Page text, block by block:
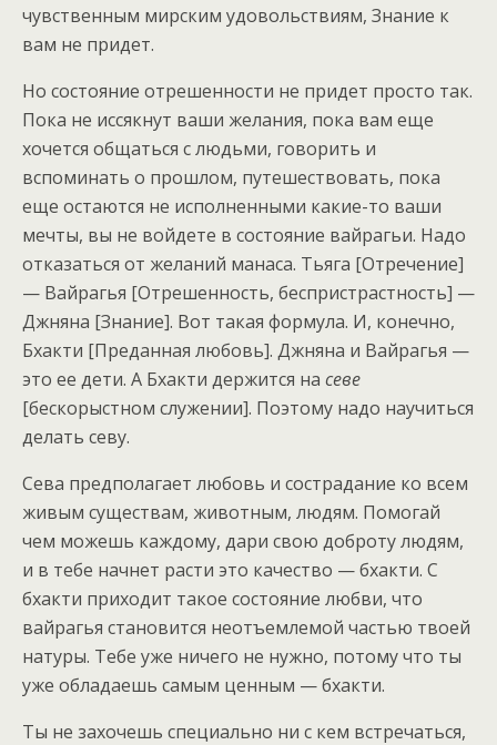
чувственным мирским удовольствиям, Знание к
вам не придет.
Но состояние отрешенности не придет просто так.
Пока не иссякнут ваши желания, пока вам еще
хочется общаться с людьми, говорить и
вспоминать о прошлом, путешествовать, пока
еще остаются не исполненными какие-то ваши
мечты, вы не войдете в состояние вайрагьи. Надо
отказаться от желаний манаса. Тьяга [Отречение]
— Вайрагья [Отрешенность, беспристрастность] —
Джняна [Знание]. Вот такая формула. И, конечно,
Бхакти [Преданная любовь]. Джняна и Вайрагья —
это ее дети. А Бхакти держится на севе
[бескорыстном служении]. Поэтому надо научиться
делать севу.
Сева предполагает любовь и сострадание ко всем
живым существам, животным, людям. Помогай
чем можешь каждому, дари свою доброту людям,
и в тебе начнет расти это качество — бхакти. С
бхакти приходит такое состояние любви, что
вайрагья становится неотъемлемой частью твоей
натуры. Тебе уже ничего не нужно, потому что ты
уже обладаешь самым ценным — бхакти.
Ты не захочешь специально ни с кем встречаться,